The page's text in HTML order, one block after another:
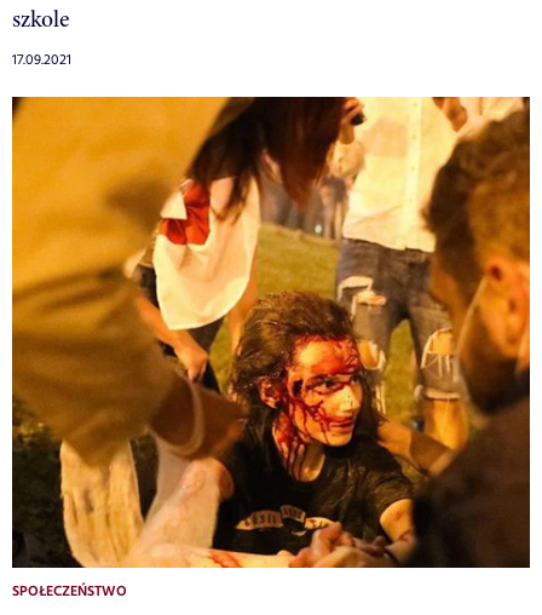
szkole
17.09.2021
SPOŁECZEŃSTWO